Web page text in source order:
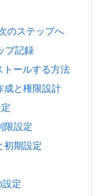
のステップへ
プ記録
ールする方法
成と権限設計
限設定
初期設定
定